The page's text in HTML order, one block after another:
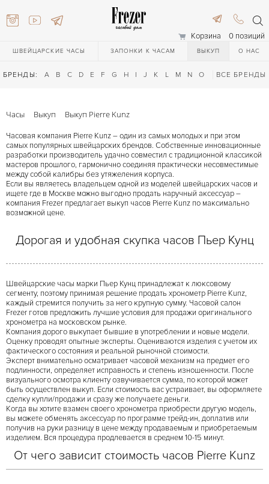
Корзина 0 позиций
ШВЕЙЦАРСКИЕ ЧАСЫ ЗАПОНКИ К ЧАСАМ ВЫКУП О НАС
БРЕНДЫ: A B C D E F G H I J K L M N O Q R S T
ВСЕ БРЕНДЫ
3748
3748
Часы Выкуп Выкуп Pierre Kunz
Часовая компания Pierre Kunz – один из самых молодых и при этом
самых популярных швейцарских брендов. Собственные инновационные
разработки производитель удачно совместил с традиционной классикой
мастеров прошлого, гармонично соединяя практически несовместимые
между собой калибры без утяжеления корпуса.
Если вы являетесь владельцем одной из моделей швейцарских часов и
ищете где в Москве можно выгодно продать наручный аксессуар –
компания Frezer предлагает выкуп часов Pierre Kunz по максимально
возможной цене.
Дорогая и удобная скупка часов Пьер Кунц
Швейцарские часы марки Пьер Кунц принадлежат к люксовому
сегменту, поэтому принимая решение продать хронометр Pierre Kunz,
каждый стремится получить за него крупную сумму. Часовой салон
Frezer готов предложить лучшие условия для продажи оригинального
хронометра на московском рынке.
Компания дорого выкупает бывшие в употреблении и новые модели.
Оценку проводят опытные эксперты. Оцениваются изделия с учетом их
фактического состояния и реальной рыночной стоимости.
Эксперт внимательно осматривает часовой механизм на предмет его
подлинности, определяет исправность и степень изношенности. После
визуального осмотра клиенту озвучивается сумма, по которой может
быть осуществлен выкуп. Если стоимость вас устраивает, вы оформляете
сделку купли/продажи и сразу же получаете деньги.
Когда вы хотите взамен своего хронометра приобрести другую модель,
вы можете обменять аксессуар по программе трейд-ин, доплатив или
получив на руки разницу в цене между продаваемым и приобретаемым
изделием. Вся процедура продлевается в среднем 10-15 минут.
От чего зависит стоимость часов Pierre Kunz